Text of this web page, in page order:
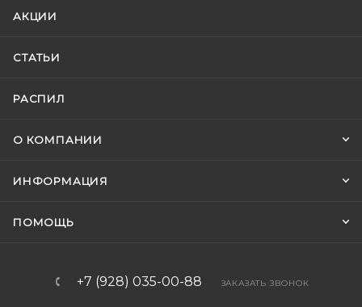
АКЦИИ
СТАТЬИ
РАСПИЛ
О КОМПАНИИ
ИНФОРМАЦИЯ
ПОМОЩЬ
+7 (928) 035-00-88 ЗАКАЗАТЬ ЗВОНОК